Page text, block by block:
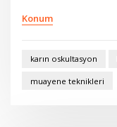
Konum
karın oskultasyon
muayene teknikleri